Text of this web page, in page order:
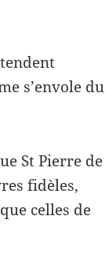
s’envole du
St Pierre de
fidèles,
celles de